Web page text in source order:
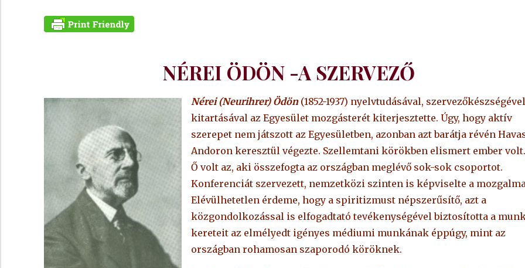
NÉREI ÖDÖN -A SZERVEZŐ
Nérei (Neurihrer) Ödön(1852-1937) nyelvtudásával,
kitartásával az Egyesület mozgásterét kiterjesztette. Úgy, hogy aktív
szerepet nem játszott az Egyesületben, azonban azt barátja révén
Andoron keresztül végezte. Szellemtani körökben elismert ember volt.
Ő volt az, aki összefogta az országban meglévő sok-sok csoportot.
Konferenciát szervezett, nemzetközi szinten is képviselte a
Elévülhetetlen érdeme, hogy a spiritizmust népszerűsítő, azt a
közgondolkozással is elfogadtató tevékenységével biztosította a
kereteit az elmélyedt igényes médiumi munkának éppúgy, mint az
országban rohamosan szaporodó köröknek.